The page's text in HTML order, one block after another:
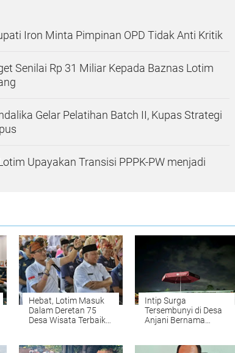
Iron Minta Pimpinan OPD Tidak Anti Kritik
Senilai Rp 31 Miliar Kepada Baznas Lotim
Gelar Pelatihan Batch II, Kupas Strategi
Upayakan Transisi PPPK-PW menjadi
Hebat, Lotim Masuk
Dalam Deretan 75
Desa Wisata Terbaik
Intip Surga
Tersembunyi di Desa
Anjani Bernama